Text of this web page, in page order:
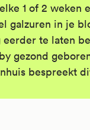
1 of 2 weken
galzuren in je
te laten
gezond
bespreekt